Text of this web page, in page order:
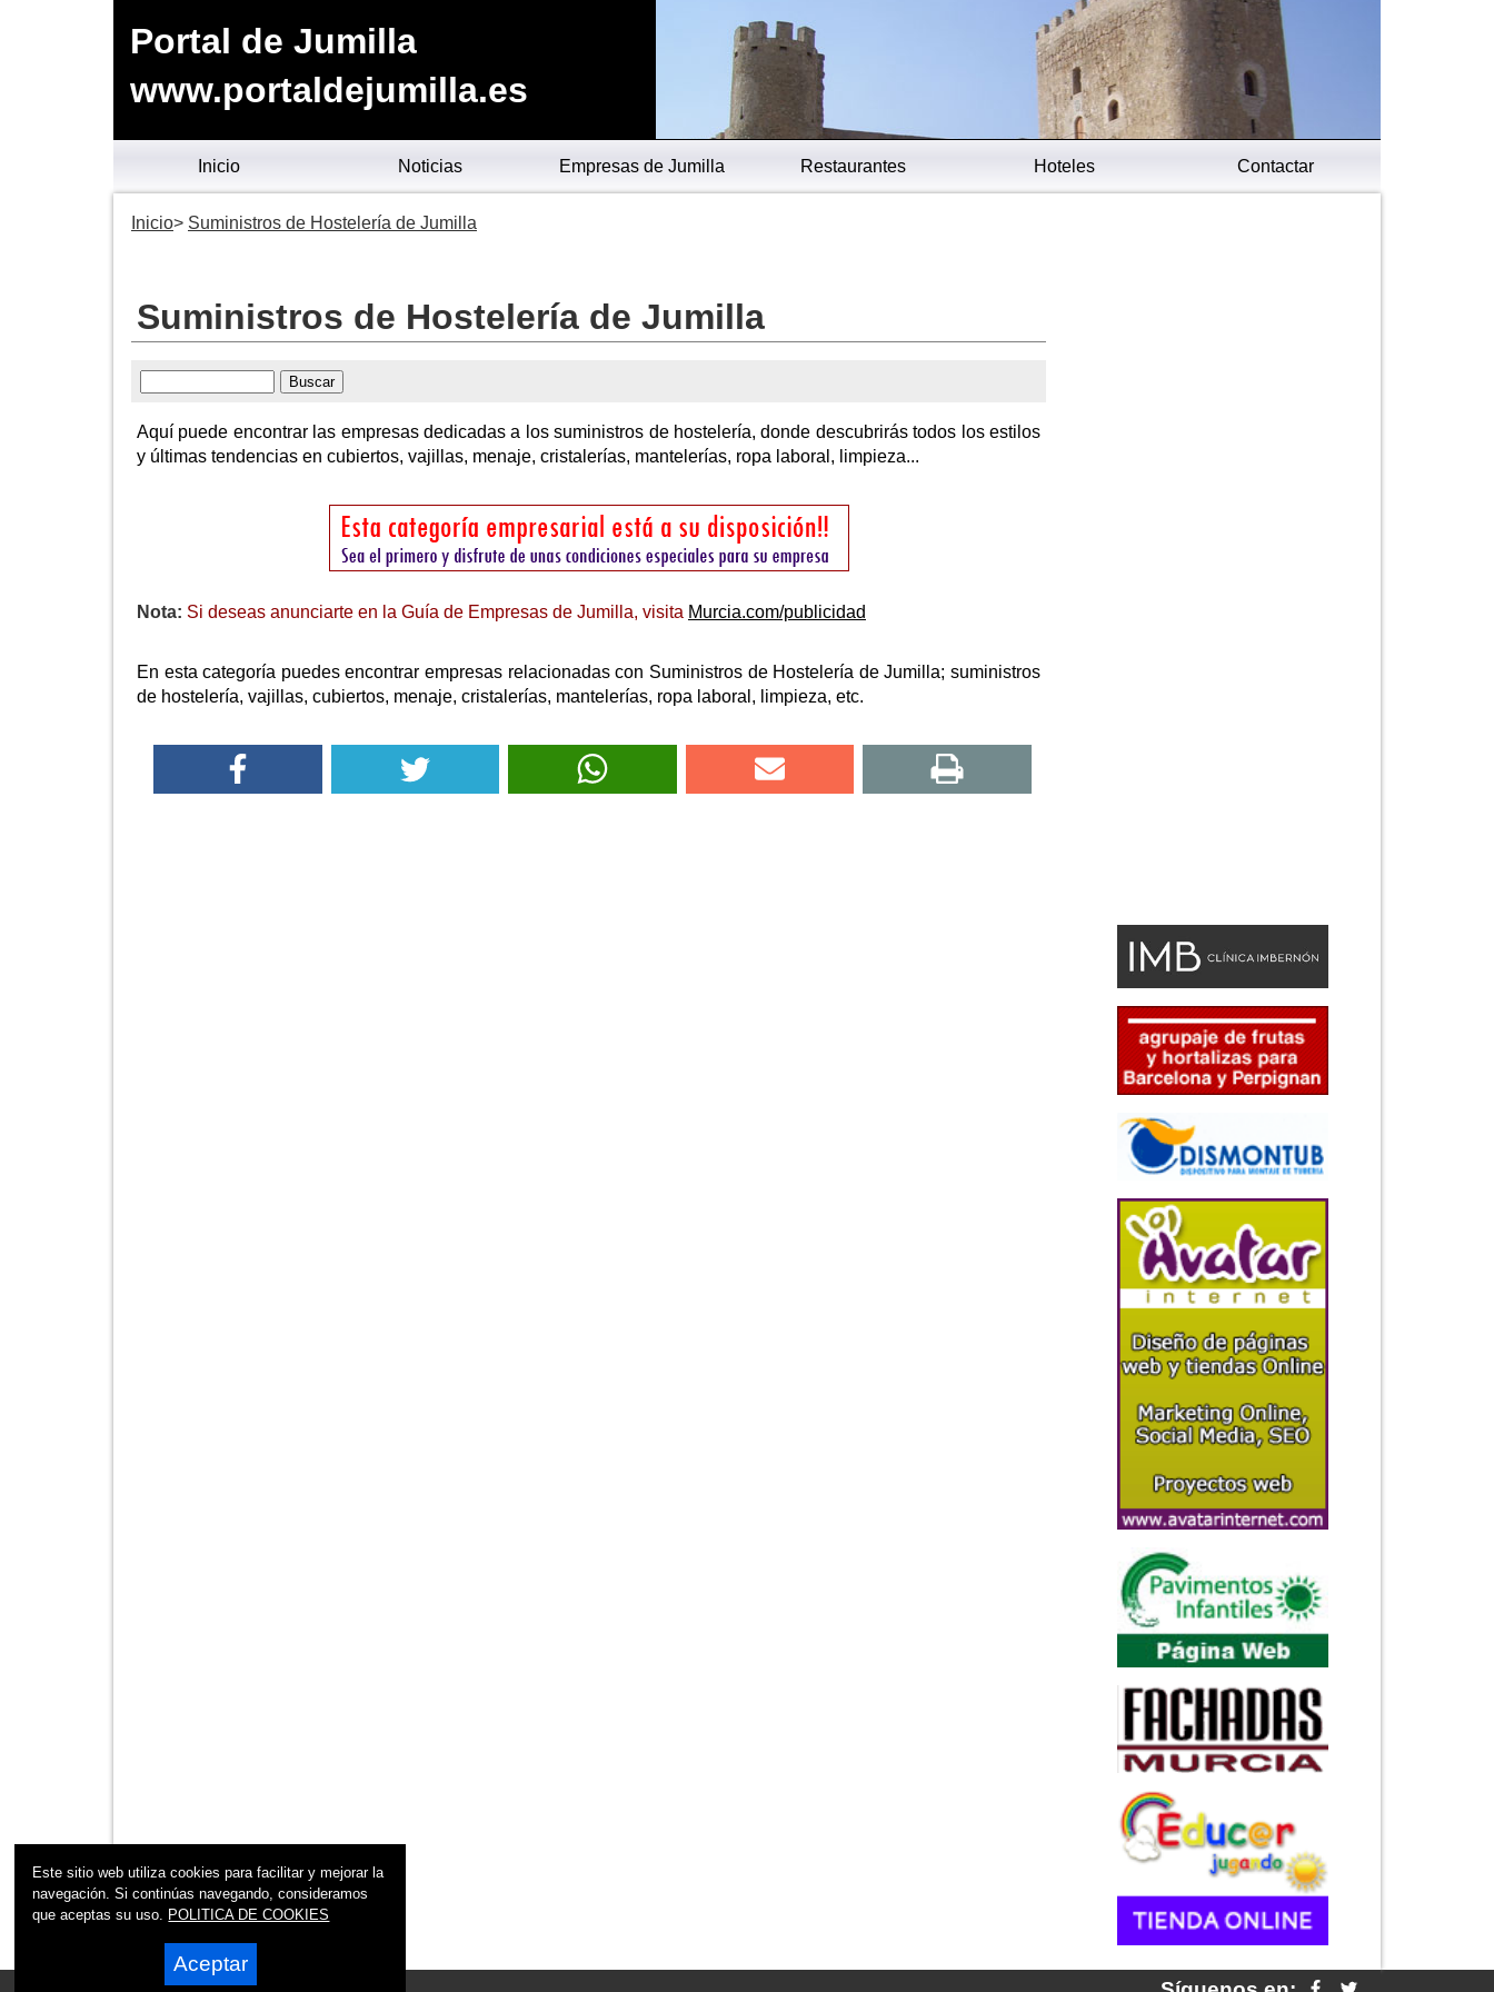
Portal de Jumilla
www.portaldejumilla.es
Inicio Noticias Empresas de Jumilla Restaurantes Hoteles Contactar
Inicio Suministros de Hostelería de Jumilla
Suministros de Hostelería de Jumilla
Aquí puede encontrar las empresas dedicadas a los suministros de hostelería, donde descubrirás todos los estilos
y últimas tendencias en cubiertos, vajillas, menaje, cristalerías, mantelerías, ropa laboral, limpieza...
Nota: Si deseas anunciarte en la Guía de Empresas de Jumilla, visita Murcia.com/publicidad
En esta categoría puedes encontrar empresas relacionadas con Suministros de Hostelería de Jumilla; suministros
de hostelería, vajillas, cubiertos, menaje, cristalerías, mantelerías, ropa laboral, limpieza, etc.
Este sitio web utiliza cookies para facilitar y mejorar la
navegación. Si continúas navegando, consideramos
que aceptas su uso. POLITICA DE COOKIES
Aceptar